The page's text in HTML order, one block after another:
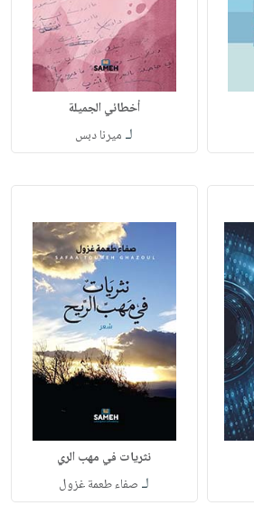
أخطائي الجميلة
لـ ميرنا دبس
نثريات في مهب الري
لـ صفاء طعمة غزول